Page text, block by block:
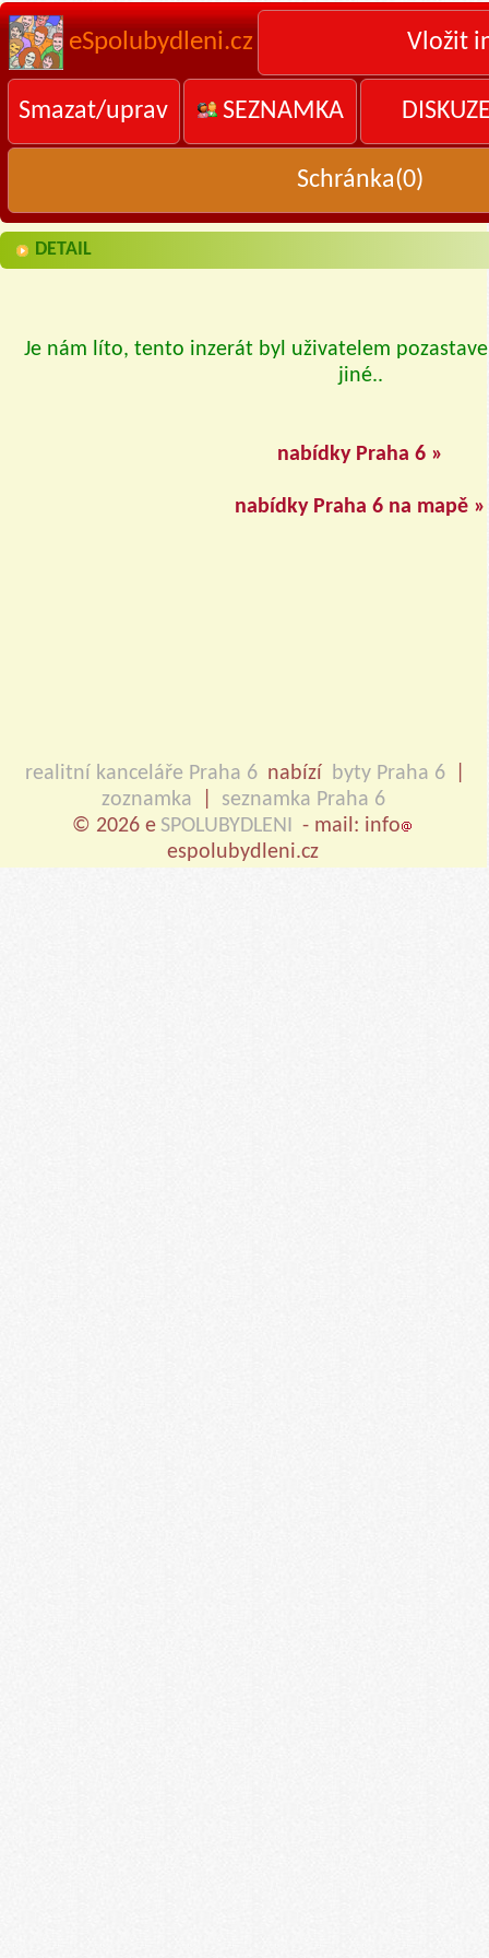
eSpolubydleni.cz Vložit
Smazat/uprav SEZNAMKA
Schránka(0)
DETAIL
Je nám líto, tento inzerát byl uživatelem
jiné..
nabídky Praha 6 »
nabídky Praha 6 na mapě »
realitní kanceláře Praha 6 nabízí byty Praha 6
zoznamka
seznamka Praha 6
© 2026 e SPOLUBYDLENI - mail: info
espolubydleni.cz